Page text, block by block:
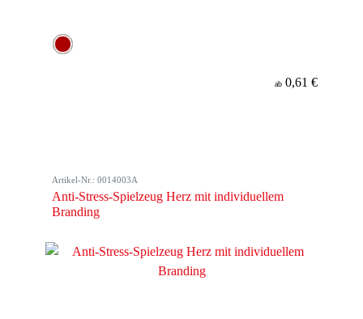
ab 0,61 €
Artikel-Nr.: 0014003A
Anti-Stress-Spielzeug Herz mit individuellem
Branding